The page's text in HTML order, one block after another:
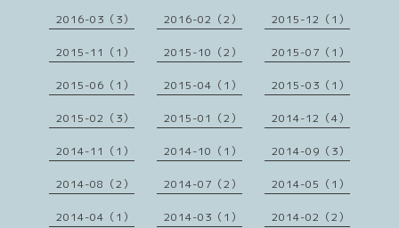
2016-03（3） 2016-02（2） 2015-12（1）
2015-11（1） 2015-10（2） 2015-07（1）
2015-06（1） 2015-04（1） 2015-03（1）
2015-02（3） 2015-01（2） 2014-12（4）
2014-11（1） 2014-10（1） 2014-09（3）
2014-08（2） 2014-07（2） 2014-05（1）
2014-04（1） 2014-03（1） 2014-02（2）